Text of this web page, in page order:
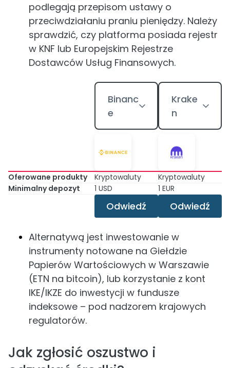
podlegają przepisom ustawy o
przeciwdziałaniu praniu pieniędzy. Należy
sprawdzić, czy platforma posiada rejestr
w KNF lub Europejskim Rejestrze
Dostawców Usług Finansowych.
Binanc
e
Krake
n
Oferowane produkty Kryptowaluty
Kryptowaluty
Minimalny depozyt
1 USD 1 EUR
Odwiedź Odwiedź
Alternatywą jest inwestowanie w
instrumenty notowane na Giełdzie
Papierów Wartościowych w Warszawie
(ETN na bitcoin), lub korzystanie z kont
IKE/IKZE do inwestycji w fundusze
indeksowe – pod nadzorem krajowych
regulatorów.
Jak zgłosić oszustwo i